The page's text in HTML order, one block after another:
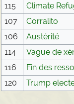
115
Climate
107
Corralito
106
Austérité
114
Vague de
116
Fin des
120
Trump